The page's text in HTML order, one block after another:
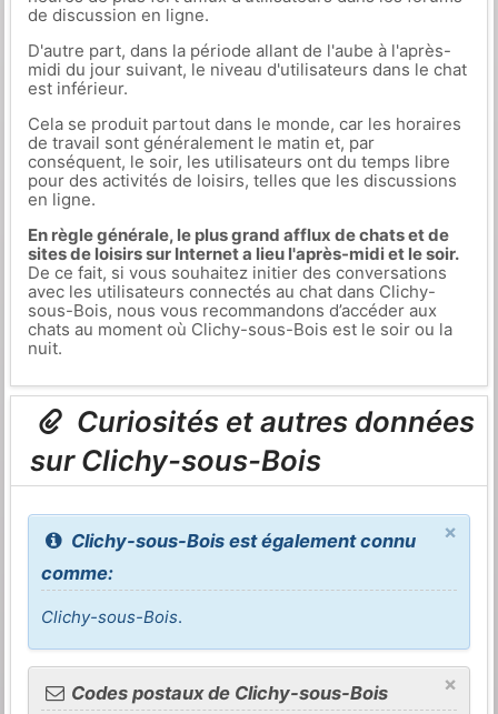
de discussion en ligne.
D'autre part, dans la période allant de l'aube à l'après-
midi du jour suivant, le niveau d'utilisateurs dans le chat
est inférieur.
Cela se produit partout dans le monde, car les horaires
de travail sont généralement le matin et, par
conséquent, le soir, les utilisateurs ont du temps libre
pour des activités de loisirs, telles que les discussions
en ligne.
En règle générale, le plus grand afflux de chats et de
sites de loisirs sur Internet a lieu l'après-midi et le soir.
De ce fait, si vous souhaitez initier des conversations
avec les utilisateurs connectés au chat dans Clichy-
sous-Bois, nous vous recommandons d’accéder aux
chats au moment où Clichy-sous-Bois est le soir ou la
nuit.
Curiosités et autres données
sur Clichy-sous-Bois
×
Clichy-sous-Bois est également connu
comme:
Clichy-sous-Bois.
×
Codes postaux de Clichy-sous-Bois